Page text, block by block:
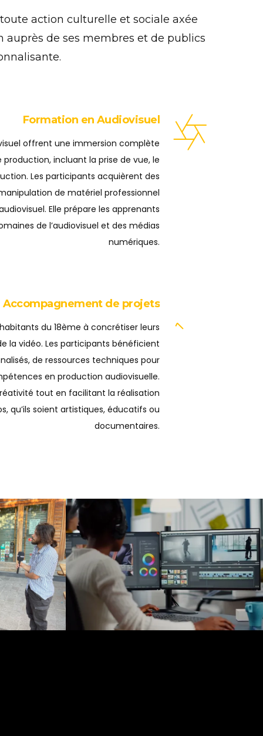
action culturelle et sociale axée
auprès de ses membres et de publics
Formation en Audiovisuel
offrent une immersion complète
incluant la prise de vue, le
Les participants acquièrent des
de matériel professionnel
Elle prépare les apprenants
de l’audiovisuel et des médias
numériques.
Accompagnement de projets
du 18ème à concrétiser leurs
la vidéo. Les participants bénéficient
de ressources techniques pour
en production audiovisuelle.
tout en facilitant la réalisation
qu’ils soient artistiques, éducatifs ou
documentaires.